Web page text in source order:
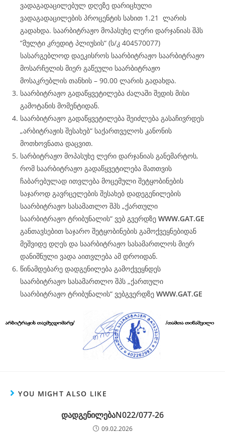
ვადაგადაცილებულ დღეზე დარიცხული
ვადაგადაცილების პროცენტის სახით 1.21 ლარის
გადახდა. საარბიტრაჟო მოპასუხე ლერი დარჯანიას შპს
“მულტი კრედიტ პლიუსის“ (ს/კ 404570077)
სასარგებლოდ დაეკისროს საარბიტრაჟო საარბიტრაჟო
მოსარჩელის მიერ გაწეული საარბიტრაჟო
მოსაკრებლის თანხის – 90.00 ლარის გადახდა.
საარბიტრაჟო გადაწყვეტილება ძალაში შედის მისი
გამოტანის მომენტიდან.
საარბიტრაჟო გადაწყვეტილება შეიძლება გასაჩივრდეს
„არბიტრაჟის შესახებ“ საქართველოს კანონის
მოთხოვნათა დაცვით.
სარბიტრაჟო მოპასუხე ლერი დარჯანიას განემარტოს,
რომ საარბიტრაჟო გადაწყვეტილება მათთვის
ჩაბარებულად ითვლება მოცემული შეტყობინების
საჯაროდ გავრცელების შესახებ დადეგენილების
საარბიტრაჟო სასამათლო შპს „ქართული
საარბიტრაჟო ტრიბუნალის“ ვებ გვერდზე WWW.GAT.GE
განთავსებით საჯარო შეტყობინების გამოქვეყნებიდან
მეშვიდე დღეს და საარბიტრაჟო სასამართლოს მიერ
დანიშნული ვადა აითვლება ამ დროიდან.
წინამდებარე დადგენილება გამოქვეყნდეს
საარბიტრაჟო სასამართლო შპს „ქართული
საარბიტრაჟო ტრიბუნალის“ ვებგვერდზე WWW.GAT.GE
YOU MIGHT ALSO LIKE
დადგენილებაN022/077-26
09.02.2026